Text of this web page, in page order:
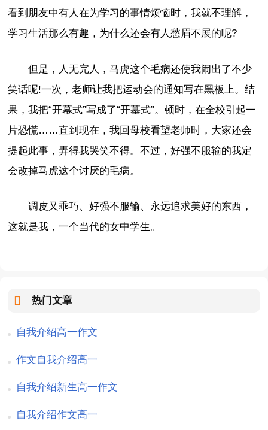
看到朋友中有人在为学习的事情烦恼时，我就不理解，
学习生活那么有趣，为什么还会有人愁眉不展的呢?
但是，人无完人，马虎这个毛病还使我闹出了不少
笑话呢!一次，老师让我把运动会的通知写在黑板上。结
果，我把“开幕式”写成了“开墓式”。顿时，在全校引起一
片恐慌……直到现在，我回母校看望老师时，大家还会
提起此事，弄得我哭笑不得。不过，好强不服输的我定
会改掉马虎这个讨厌的毛病。
调皮又乖巧、好强不服输、永远追求美好的东西，
这就是我，一个当代的女中学生。
热门文章
自我介绍高一作文
作文自我介绍高一
自我介绍新生高一作文
自我介绍作文高一